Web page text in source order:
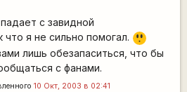
с завидной
я не сильно помогал.
=8
O
лишь обезапаситься, что бы
с фанами.
10 Окт, 2003 в 02:41